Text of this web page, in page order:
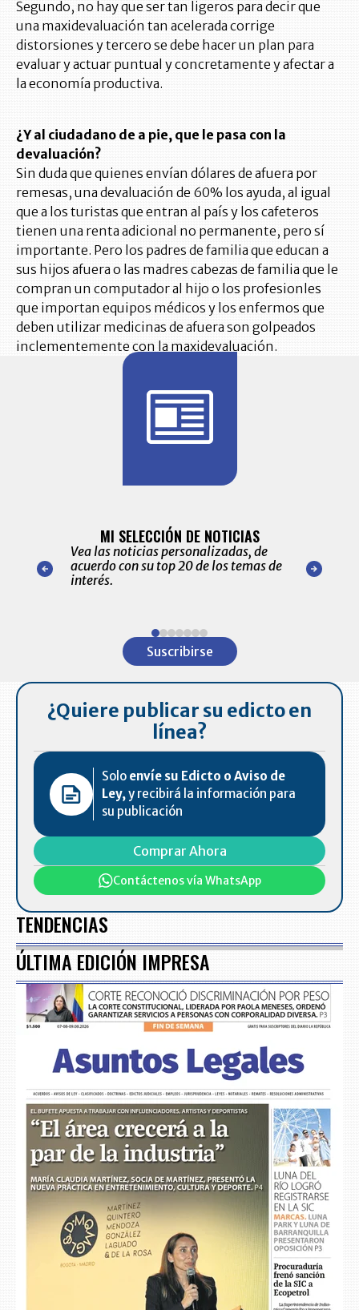
Segundo, no hay que ser tan ligeros para decir que
una maxidevaluación tan acelerada corrige
distorsiones y tercero se debe hacer un plan para
evaluar y actuar puntual y concretamente y afectar a
la economía productiva.
¿Y al ciudadano de a pie, que le pasa con la
devaluación?
Sin duda que quienes envían dólares de afuera por
remesas, una devaluación de 60% los ayuda, al igual
que a los turistas que entran al país y los cafeteros
tienen una renta adicional no permanente, pero sí
importante. Pero los padres de familia que educan a
sus hijos afuera o las madres cabezas de familia que le
compran un computador al hijo o los profesionles
que importan equipos médicos y los enfermos que
deben utilizar medicinas de afuera son golpeados
inclementemente con la maxidevaluación.
nuestro
para
MI SELECCIÓN DE NOTICIAS
Vea las noticias personalizadas, de
acuerdo con su top 20 de los temas de
interés.
de las
Suscribirse
¿Quiere publicar su edicto en
línea?
Solo envíe su Edicto o Aviso de
Ley,y recibirá la información para
su publicación
Comprar Ahora
Contáctenos vía WhatsApp
TENDENCIAS
ÚLTIMA EDICIÓN IMPRESA